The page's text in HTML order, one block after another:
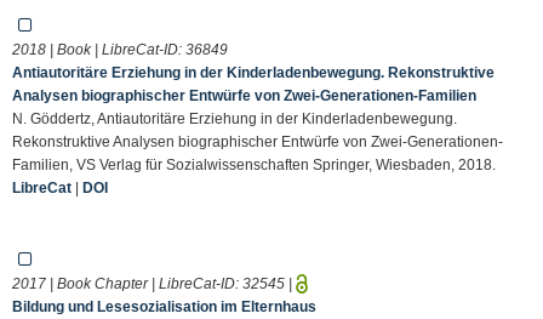
2018 | Book | LibreCat-ID: 36849
Antiautoritäre Erziehung in der Kinderladenbewegung. Rekonstruktive
Analysen biographischer Entwürfe von Zwei-Generationen-Familien
N. Göddertz, Antiautoritäre Erziehung in der Kinderladenbewegung.
Rekonstruktive Analysen biographischer Entwürfe von Zwei-Generationen-
Familien, VS Verlag für Sozialwissenschaften Springer, Wiesbaden, 2018.
LibreCat | DOI
2017 | Book Chapter | LibreCat-ID: 32545 |
Bildung und Lesesozialisation im Elternhaus